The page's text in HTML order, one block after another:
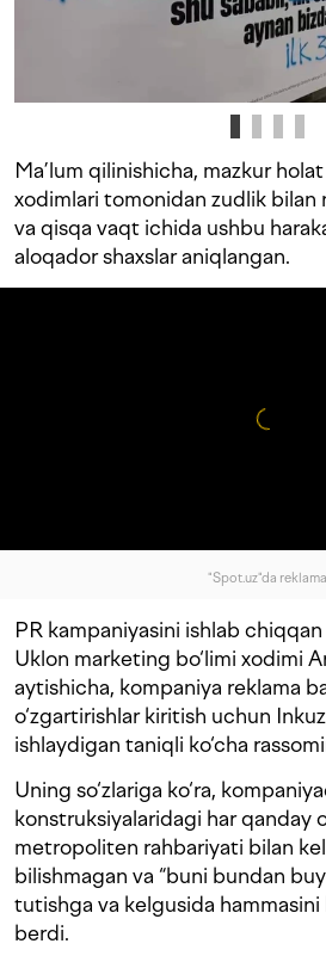
Ma’lum qilinishicha, mazkur
xodimlari tomonidan zudlik bilan
va qisqa vaqt ichida ushbu
aloqador shaxslar aniqlangan.
"Spot.uz"da reklama
PR kampaniyasini ishlab
Uklon marketing bo‘limi xodimi
aytishicha, kompaniya reklama
o‘zgartirishlar kiritish uchun
ishlaydigan taniqli ko‘cha
Uning so‘zlariga ko‘ra,
konstruksiyalaridagi har qanday
metropoliten rahbariyati bilan
bilishmagan va “buni bundan
tutishga va kelgusida hammasini
berdi.